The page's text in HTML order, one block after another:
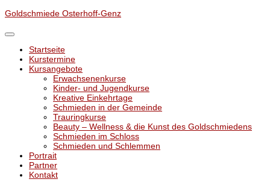
Unter
Inhalt
Goldschmiede Osterhoff-Genz
Startseite
Kurstermine
Kursangebote
Erwachsenenkurse
Kinder- und Jugendkurse
Kreative Einkehrtage
Schmieden in der Gemeinde
Trauringkurse
Beauty – Wellness & die Kunst des Goldschmiedens
Schmieden im Schloss
Schmieden und Schlemmen
Portrait
Partner
Kontakt